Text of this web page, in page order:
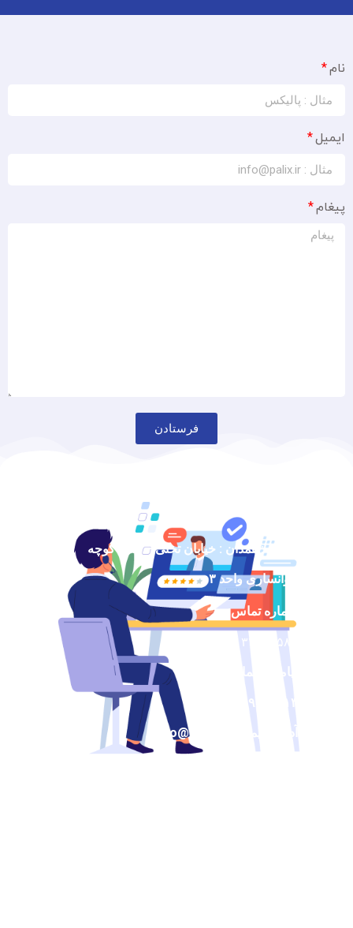
نام
ایمیل
پیغام
فرستادن
آدرس : همدان : خیابان تختی – نبش کوچه
خوانساری واحد ۳
شماره تماس:
۰۸۱۳۲۵۲۰۵۸۶
پیامک و تماس :
۰۹۱۹۹۹۲۰۳۱۳
آدرس ایمیل : info@palix.ir